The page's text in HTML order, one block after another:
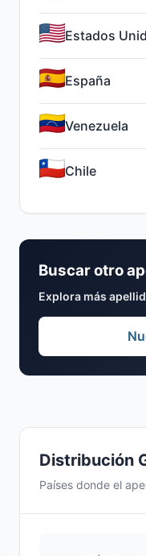
Distribución
Países donde el
Estados
España
Venezuela
Chile
Buscar otro
Explora más